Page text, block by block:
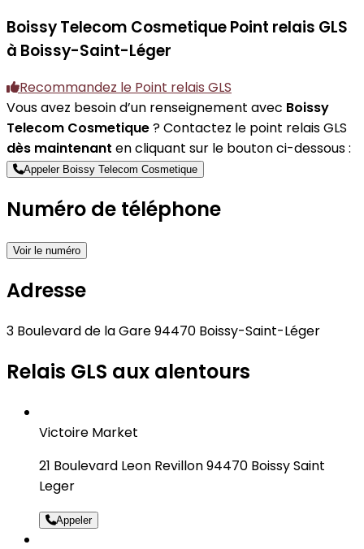
Boissy Telecom CosmetiquePoint relais GLS
à Boissy-Saint-Léger
Recommandez le Point relais GLS
Vous avez besoin d’un renseignement avec Boissy
Telecom Cosmetique? Contactez le point relais GLS
dès maintenant en cliquant sur le bouton ci-dessous :
Appeler Boissy Telecom Cosmetique
Numéro de téléphone
Voir le numéro
Adresse
3 Boulevard de la Gare 94470 Boissy-Saint-Léger
Relais GLS aux alentours
Victoire Market
21 Boulevard Leon Revillon 94470 Boissy Saint
Leger
Appeler